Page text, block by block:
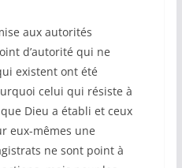
aux autorités
d’autorité qui ne
existent ont été
celui qui résiste à
Dieu a établi et ceux
eux-mêmes une
ne sont point à